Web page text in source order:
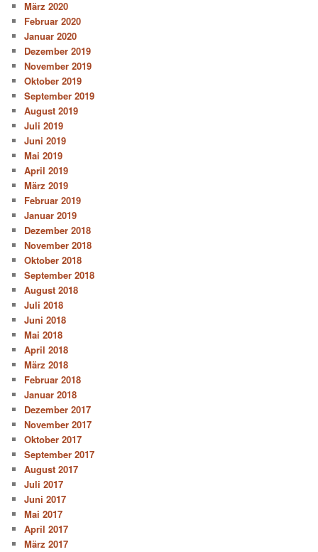
März 2020
Februar 2020
Januar 2020
Dezember 2019
November 2019
Oktober 2019
September 2019
August 2019
Juli 2019
Juni 2019
Mai 2019
April 2019
März 2019
Februar 2019
Januar 2019
Dezember 2018
November 2018
Oktober 2018
September 2018
August 2018
Juli 2018
Juni 2018
Mai 2018
April 2018
März 2018
Februar 2018
Januar 2018
Dezember 2017
November 2017
Oktober 2017
September 2017
August 2017
Juli 2017
Juni 2017
Mai 2017
April 2017
März 2017